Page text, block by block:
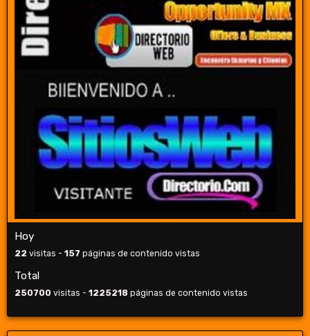
Hoy
22 visitas - 157 páginas de contenido vistas
Total
250700 visitas - 1225218 páginas de contenido vistas